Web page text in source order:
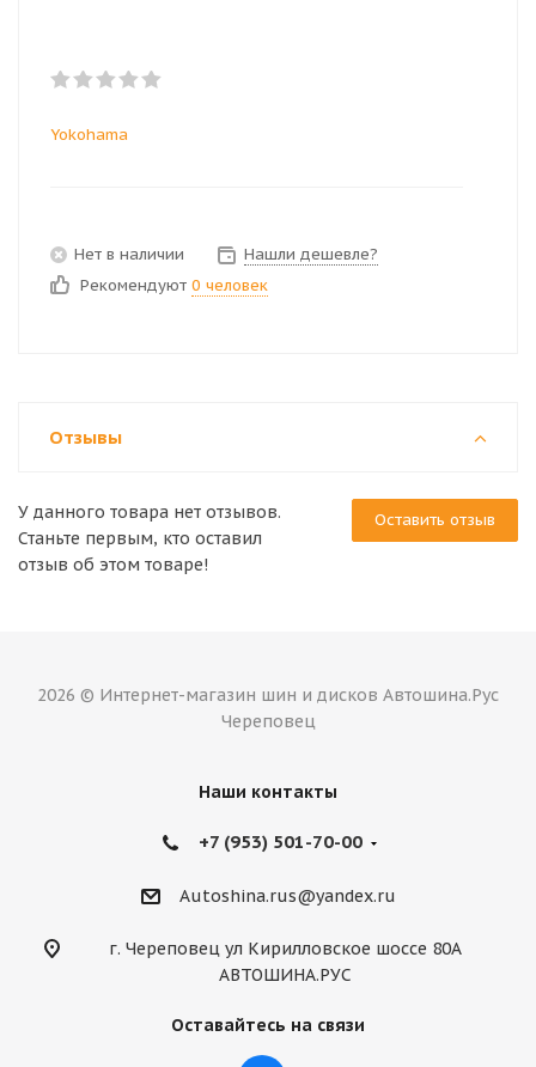
Yokohama
Нет в наличии
Нашли дешевле?
Рекомендуют 0 человек
Отзывы
Оставить отзыв
У данного товара нет отзывов.
Станьте первым, кто оставил
отзыв об этом товаре!
2026 © Интернет-магазин шин и дисков Автошина.Рус
Череповец
Наши контакты
+7 (953) 501-70-00
Autoshina.rus@yandex.ru
г. Череповец ул Кирилловское шоссе 80А
АВТОШИНА.РУС
Оставайтесь на связи